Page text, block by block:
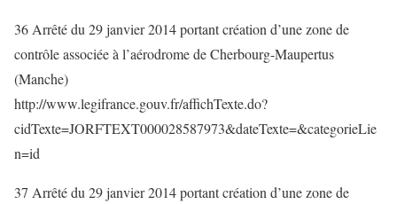
36 Arrêté du 29 janvier 2014 portant création d’une zone de
contrôle associée à l’aérodrome de Cherbourg-Maupertus
(Manche)
http://www.legifrance.gouv.fr/affichTexte.do?
cidTexte=JORFTEXT000028587973&dateTexte=&categorieLie
n=id
37 Arrêté du 29 janvier 2014 portant création d’une zone de